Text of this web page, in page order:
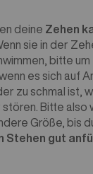
deine Zehen
sie in der
bitte
es sich auf
zu schmal ist,
stören. Bitte also
Größe, bis
Stehen gut